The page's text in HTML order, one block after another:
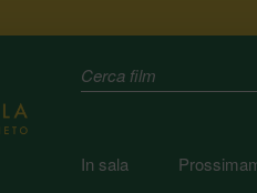
Search
In sala